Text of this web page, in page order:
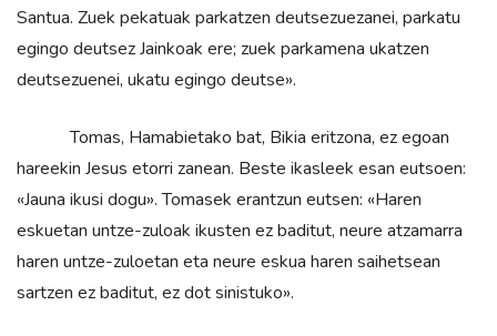
Santua. Zuek pekatuak parkatzen deutsezuezanei, parkatu
egingo deutsez Jainkoak ere; zuek parkamena ukatzen
deutsezuenei, ukatu egingo deutse».
Tomas, Hamabietako bat, Bikia eritzona, ez egoan
hareekin Jesus etorri zanean. Beste ikasleek esan eutsoen:
«Jauna ikusi dogu». Tomasek erantzun eutsen: «Haren
eskuetan untze-zuloak ikusten ez baditut, neure atzamarra
haren untze-zuloetan eta neure eskua haren saihetsean
sartzen ez baditut, ez dot sinistuko».